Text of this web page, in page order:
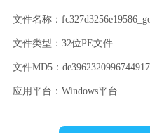
文件类型：32位PE文件
应用平台：Windows平台